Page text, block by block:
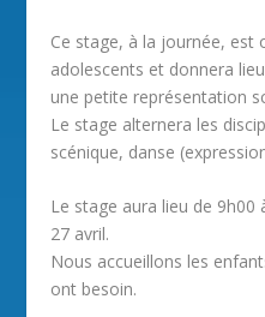
Ce stage, à la journée, est
adolescents et donnera
une petite représentation
Le stage alternera les
scénique, danse
Le stage aura lieu de 9h00
27 avril.
Nous accueillons les
ont besoin.